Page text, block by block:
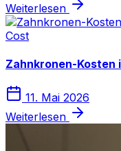
Weiterlesen
Cost
Zahnkronen-Kosten
11. Mai 2026
Weiterlesen